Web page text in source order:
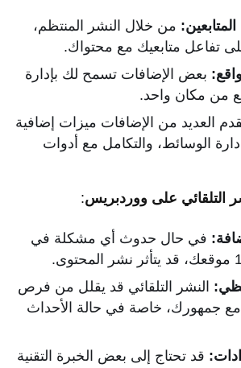
من خلال النشر المنتظم،
تفاعل متابعيك مع محتواك.
بعض الإضافات تسمح لك بإدارة
من مكان واحد.
العديد من الإضافات ميزات إضافية
وإدارة الوسائط، والتكامل مع أدوات
التلقائي على ووردبريس:
في حال حدوث أي مشكلة في
النشر التلقائي قد يقلل من فرص
مع جمهورك، خاصة في حالة الأحداث
قد تحتاج إلى بعض الخبرة التقنية